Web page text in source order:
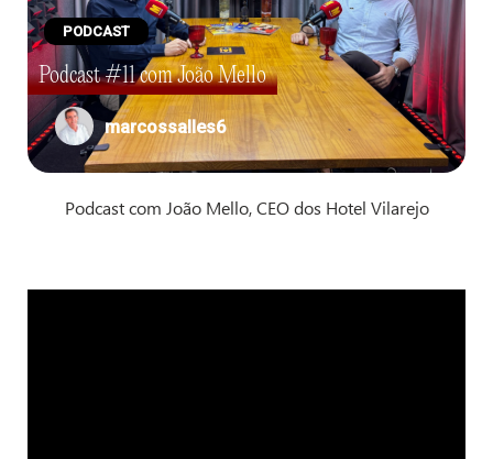
PODCAST
Podcast #11 com João Mello
marcossalles6
Podcast com João Mello, CEO dos Hotel Vilarejo